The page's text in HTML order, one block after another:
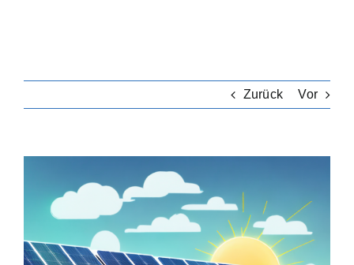
Zurück Vor
grösseres